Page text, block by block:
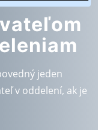
jeden
v oddelení, ak je